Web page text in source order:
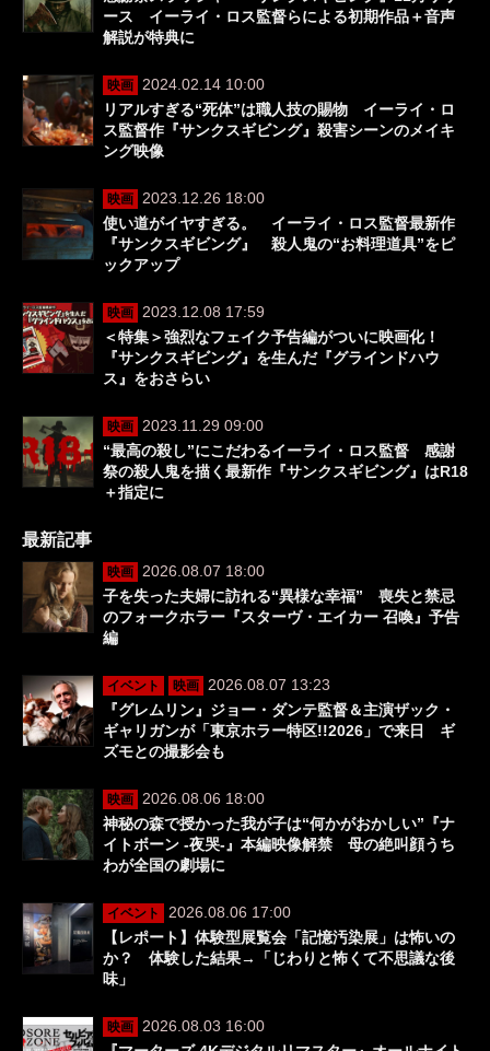
ース イーライ・ロス監督らによる初期作品＋音声
解説が特典に
映画
2024.02.14 10:00
リアルすぎる“死体”は職人技の賜物 イーライ・ロ
ス監督作『サンクスギビング』殺害シーンのメイキ
ング映像
映画
2023.12.26 18:00
使い道がイヤすぎる。 イーライ・ロス監督最新作
『サンクスギビング』 殺人鬼の“お料理道具”をピ
ックアップ
映画
2023.12.08 17:59
＜特集＞強烈なフェイク予告編がついに映画化！
『サンクスギビング』を生んだ『グラインドハウ
ス』をおさらい
映画
2023.11.29 09:00
“最高の殺し”にこだわるイーライ・ロス監督 感謝
祭の殺人鬼を描く最新作『サンクスギビング』はR18
＋指定に
最新記事
映画
2026.08.07 18:00
子を失った夫婦に訪れる“異様な幸福” 喪失と禁忌
のフォークホラー『スターヴ・エイカー 召喚』予告
編
イベント 映画
2026.08.07 13:23
『グレムリン』ジョー・ダンテ監督＆主演ザック・
ギャリガンが「東京ホラー特区!!2026」で来日 ギ
ズモとの撮影会も
映画
2026.08.06 18:00
神秘の森で授かった我が子は“何かがおかしい”『ナ
イトボーン -夜哭-』本編映像解禁 母の絶叫顔うち
わが全国の劇場に
イベント
2026.08.06 17:00
【レポート】体験型展覧会「記憶汚染展」は怖いの
か？ 体験した結果→「じわりと怖くて不思議な後
味」
映画
2026.08.03 16:00